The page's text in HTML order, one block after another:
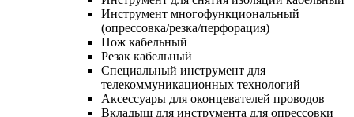
Инструмент многофункциональный
(опрессовка/резка/перфорация)
Нож кабельный
Резак кабельный
Специальный инструмент для
телекоммуникационных технологий
Аксессуары для оконцевателей проводов
Вкладыш для инструмента для опрессовки